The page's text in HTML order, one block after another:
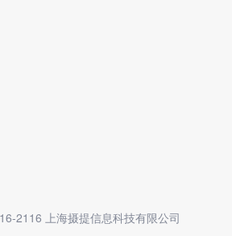
2116 上海摄提信息科技有限公司